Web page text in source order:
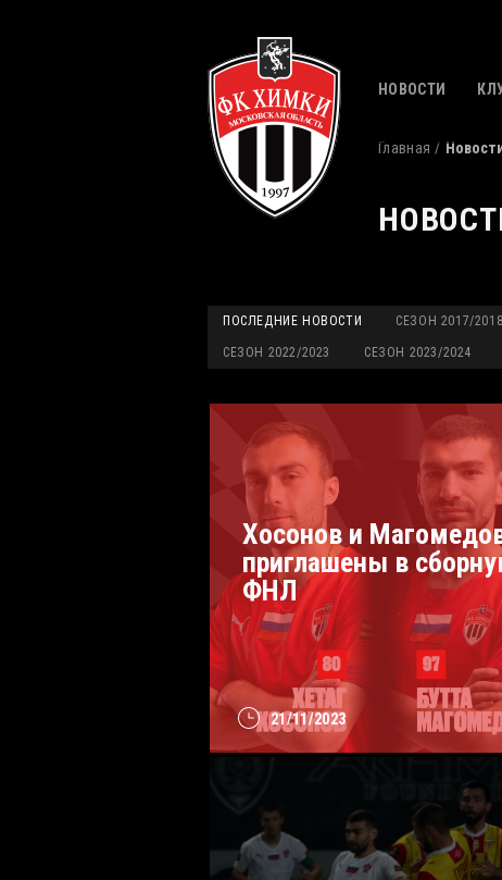
НОВОСТИ
Главная
ПОСЛЕДНИЕ НОВОСТИ СЕЗОН 2017/2018
СЕЗОН 2022/2023 СЕЗОН 2023/2024
21/11/2023
Хосонов и
приглашены в
ФНЛ